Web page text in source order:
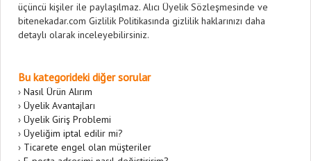
üçüncü kişiler ile paylaşılmaz. Alıcı Üyelik Sözleşmesinde ve
bitenekadar.com Gizlilik Politikasında gizlilik haklarınızı daha
detaylı olarak inceleyebilirsiniz.
Bu kategorideki diğer sorular
› Nasıl Ürün Alırım
› Üyelik Avantajları
› Üyelik Giriş Problemi
› Üyeliğim iptal edilir mi?
› Ticarete engel olan müşteriler